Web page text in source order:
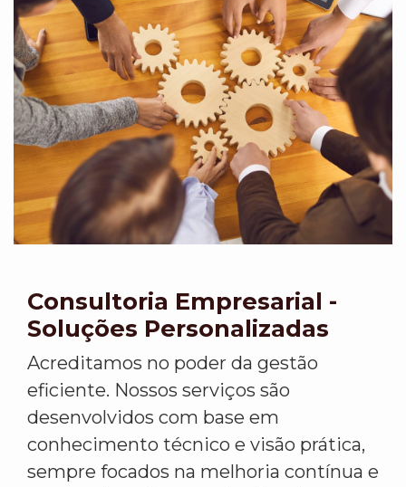
Consultoria Empresarial -
Soluções Personalizadas
Acreditamos no poder da gestão
eficiente. Nossos serviços são
desenvolvidos com base em
conhecimento técnico e visão prática,
sempre focados na melhoria contínua e